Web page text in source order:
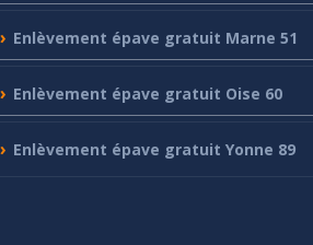
Enlèvement épave gratuit Marne 51
Enlèvement épave gratuit Oise 60
Enlèvement épave gratuit Yonne 89